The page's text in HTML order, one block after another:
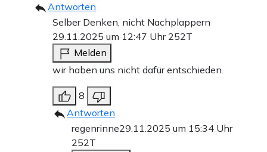
Antworten
Selber Denken, nicht Nachplappern
29.11.2025 um 12:47 Uhr 252T
Melden
wir haben uns nicht dafür entschieden.
8
Antworten
regenrinne29.11.2025 um 15:34 Uhr
252T